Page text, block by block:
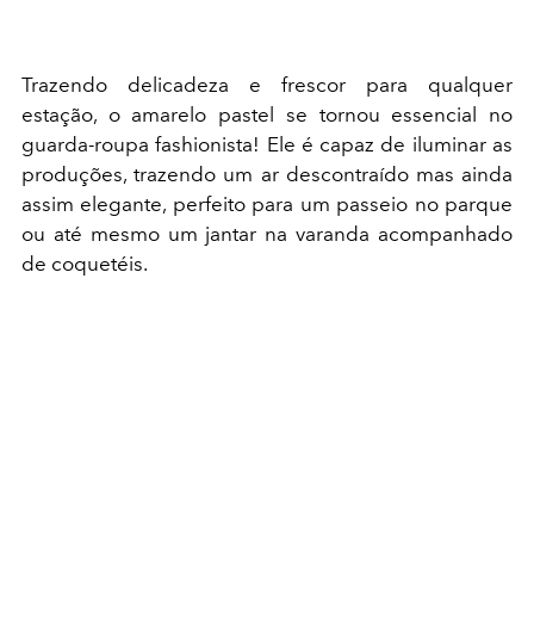
Trazendo delicadeza e frescor para qualquer
estação, o amarelo pastel se tornou essencial no
guarda-roupa fashionista! Ele é capaz de iluminar as
produções, trazendo um ar descontraído mas ainda
assim elegante, perfeito para um passeio no parque
ou até mesmo um jantar na varanda acompanhado
de coquetéis.